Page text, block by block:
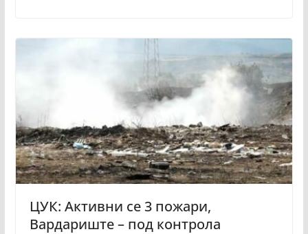
ЦУК: Активни се 3 пожари,
Вардариште – под контрола